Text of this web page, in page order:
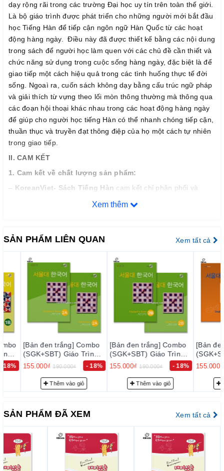
dạy rộng rãi trong các trường Đại học uy tín trên toàn thế giới.
Là bộ giáo trình được phát triển cho những người mới bắt đầu
học Tiếng Hàn để tiếp cận ngôn ngữ Hàn Quốc từ các hoạt
động hàng ngày. Điều này đã được thiết kế bằng các nội dung
trong sách để người học làm quen với các chủ đề cần thiết và
chức năng sử dụng trong cuộc sống hàng ngày, đặc biệt là để
giao tiếp một cách hiệu quả trong các tình huống thực tế đời
sống. Ngoaì ra, cuốn sách không dạy bằng cấu trúc ngữ pháp
và giải thích từ vựng theo lối mòn thông thường mà thông qua
các đoạn hội thoại khác nhau trong các hoạt động hàng ngày
để giúp cho người học tiếng Hàn có thể nhanh chóng tiếp cận,
thuần thục và truyền đạt thông điệp của họ một cách tự nhiên
trong giao tiếp.
II. CAM KẾT
1. Cam kết về chất lượng sản phẩm:
– KoreanViet- Sách Tiếng Hàn cam kết chỉ phân phối và
mang đến cho quý khách hàng những đầu sách tiếng Hàn chất
– Bảo đảm mỗi quyển sách trước khi xuất kho đều phải qua
trong thời gian sớm nhất, nhằm đạt tiêu chuẩn chất lượng tốt
với độ tin cậy cao, thoả mãn nhu cầu của khách hàng.
– Luôn luôn lắng nghe, luôn luôn cải tiến để chất lượng của
sản phẩm và dịch vụ ngày càng tốt hơn.
2. Cam k
t vềphụ c vụtrướ n hàng:
Đội ngũ tư vấn viên của chúng tôi sẽ tư vấn thông tin trước
bán hàng cho quý khách những sự lựa chọn phù hợp nhất với
nhu cầu… nhằm giảm giúp khách hàng có sự lựa chọn phù
hợp với trình độ của mình.
ết vềphục vụsau b àng:
– Giao hàng nhanh và đúng thời gian theo yêu cầu.
– Tư vấn FREE học tiếng Hàn, hướng dẫn thi Topik đạt điểm
cao với đội ngũ admin Topik 5,6
Xem thêm
SẢN PHẨM LIÊN QUAN Xem tất cả
[Bản đen trắng] Combo
(SGK+SBT) Giáo Trình
Tiếng Hàn Seoul 2A - 서
울대 한국어 2A
155.000₫ 190.000₫ - 18%
Thêm vào giỏ
[Bản đen trắng] Combo
(SGK+SBT) Giáo Trình
Tiếng Hàn Seoul 2B - 서
울대 한국어 2B
155.000₫ 190.000₫ - 18%
Thêm vào giỏ
[Bản đen
(SGK+SBT)
Tiếng Hàn
울대 한국어
155.000₫
Thêm
SẢN PHẨM ĐÃ XEM Xem tất cả